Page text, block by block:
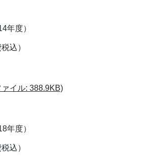
年度）
込）
イル: 388.9KB)
年度）
込）